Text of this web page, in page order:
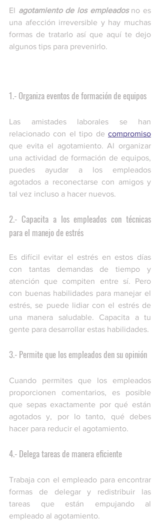
El agotamiento de los empleados no es
una afección irreversible y hay muchas
formas de tratarlo así que aquí te dejo
algunos tips para prevenirlo.
1.- Organiza eventos de formación de equipos
Las amistades laborales se han
relacionado con el tipo de compromiso
que evita el agotamiento. Al organizar
una actividad de formación de equipos,
puedes ayudar a los empleados
agotados a reconectarse con amigos y
tal vez incluso a hacer nuevos.
2.- Capacita a los empleados con técnicas
para el manejo de estrés
Es difícil evitar el estrés en estos días
con tantas demandas de tiempo y
atención que compiten entre sí. Pero
con buenas habilidades para manejar el
estrés, se puede lidiar con el estrés de
una manera saludable. Capacita a tu
gente para desarrollar estas habilidades.
3.- Permite que los empleados den su opinión
Cuando permites que los empleados
proporcionen comentarios, es posible
que sepas exactamente por qué están
agotados y, por lo tanto, qué debes
hacer para reducir el agotamiento.
4.- Delega tareas de manera eficiente
Trabaja con el empleado para encontrar
formas de delegar y redistribuir las
tareas que están empujando al
empleado al agotamiento.